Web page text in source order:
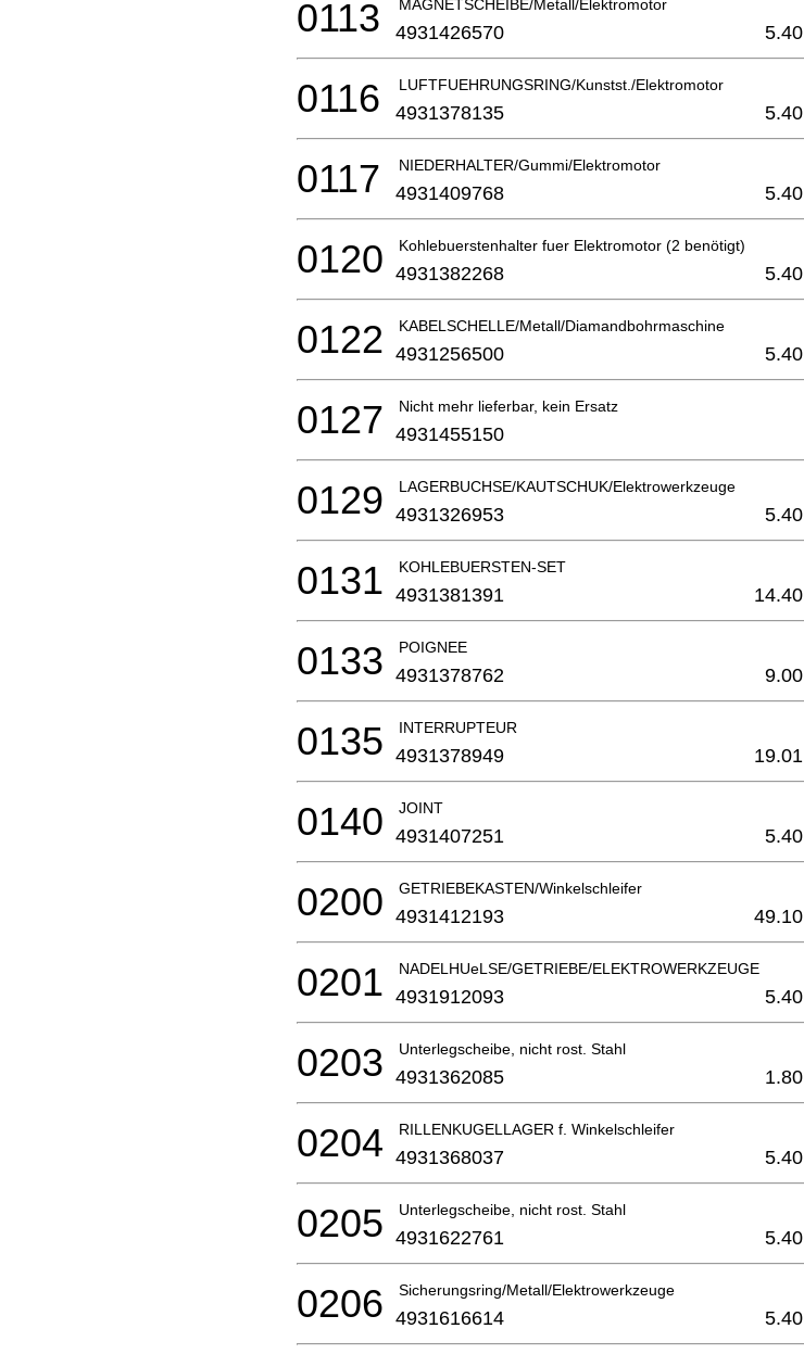
MAGNETSCHEIBE/Metall/Elektromotor
0113 4931426570 5.40
LUFTFUEHRUNGSRING/Kunstst./Elektromotor
0116 4931378135 5.40
NIEDERHALTER/Gummi/Elektromotor
0117 4931409768 5.40
Kohlebuerstenhalter fuer Elektromotor (2 benötigt)
0120 4931382268 5.40
KABELSCHELLE/Metall/Diamandbohrmaschine
0122 4931256500 5.40
Nicht mehr lieferbar, kein Ersatz
0127 4931455150
LAGERBUCHSE/KAUTSCHUK/Elektrowerkzeuge
0129 4931326953 5.40
KOHLEBUERSTEN-SET
0131 4931381391 14.40
POIGNEE
0133 4931378762 9.00
INTERRUPTEUR
0135 4931378949 19.01
JOINT
0140 4931407251 5.40
GETRIEBEKASTEN/Winkelschleifer
0200 4931412193 49.10
NADELHUeLSE/GETRIEBE/ELEKTROWERKZEUGE
0201 4931912093 5.40
Unterlegscheibe, nicht rost. Stahl
0203 4931362085 1.80
RILLENKUGELLAGER f. Winkelschleifer
0204 4931368037 5.40
Unterlegscheibe, nicht rost. Stahl
0205 4931622761 5.40
Sicherungsring/Metall/Elektrowerkzeuge
0206 4931616614 5.40